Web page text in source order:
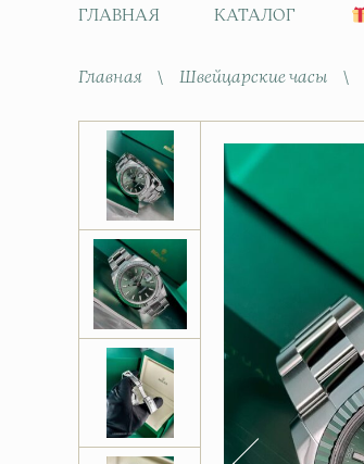
ГЛАВНАЯ КАТАЛОГ
Главная \ Швейцарские часы \